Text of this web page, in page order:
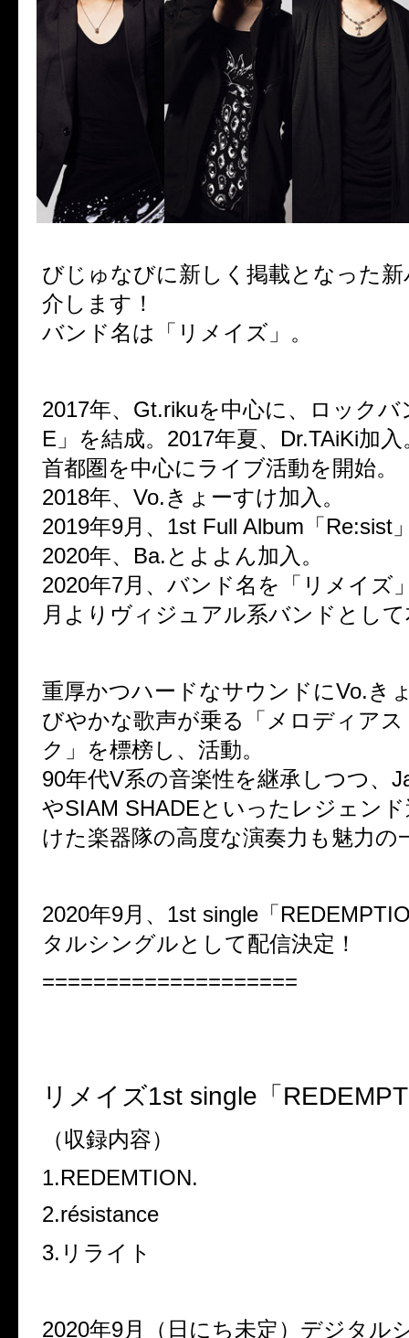
びじゅなびに新しく掲載となった
介します！
バンド名は「リメイズ」。
2017年、Gt.rikuを中心に、ロックバ
E」を結成。2017年夏、Dr.TAiKi加入
首都圏を中心にライブ活動を開始。
2018年、Vo.きょーすけ加入。
2019年9月、1st Full Album「Re:sist
2020年、Ba.とよよん加入。
2020年7月、バンド名を「リメイズ
月よりヴィジュアル系バンドとし
重厚かつハードなサウンドにVo.き
びやかな歌声が乗る「メロディア
ク」を標榜し、活動。
90年代V系の音楽性を継承しつつ、
やSIAM SHADEといったレジェン
けた楽器隊の高度な演奏力も魅力の
2020年9月、1st single「
タルシングルとして配信決定！
====================
リメイズ1st single「
（収録内容）
1.REDEMTION.
2.résistance
3.リライト
2020年9月（日にち未定）デジタル